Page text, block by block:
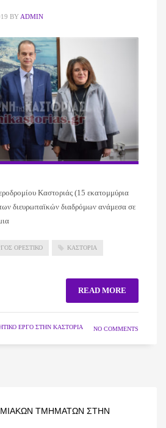
BY ADMIN
Καστοριάς (15 εκατομμύρια
διευρωπαϊκών διαδρόμων ανάμεσα σε
ΟΡΕΣΤΙΚΟ ΚΑΣΤΟΡΙΑ
READ MORE
ΈΡΓΟ ΣΤΗΝ ΚΑΣΤΟΡΙΆ NO COMMENTS
ΤΜΗΜΆΤΩΝ ΣΤΗΝ